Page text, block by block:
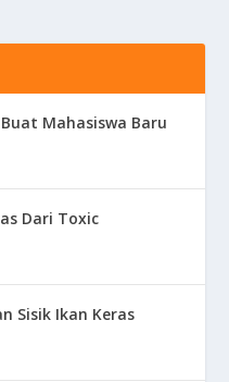
Mahasiswa Baru
Dari Toxic
Sisik Ikan Keras